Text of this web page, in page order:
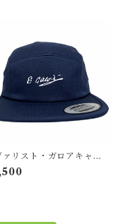
ァリスト・ガロアキャッ
数学者 フランス】